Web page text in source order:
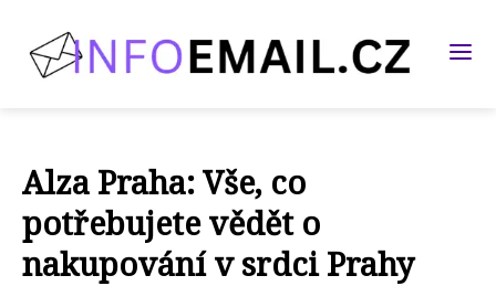
Alza Praha: Vše, co
potřebujete vědět o
nakupování v srdci Prahy